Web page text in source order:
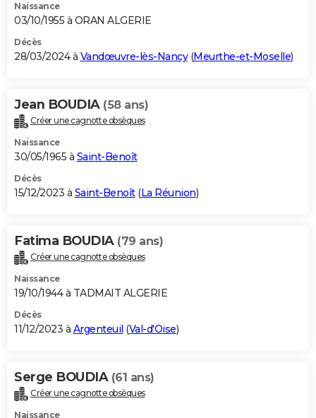
Naissance
03/10/1955 à ORAN ALGERIE
Décès
28/03/2024 à Vandœuvre-lès-Nancy(Meurthe-et-Moselle)
Jean BOUDIA (58 ans)
Créer une cagnotte obsèques
Naissance
30/05/1965 à Saint-Benoît
Décès
15/12/2023 à Saint-Benoît(La Réunion)
Fatima BOUDIA (79 ans)
Créer une cagnotte obsèques
Naissance
19/10/1944 à TADMAIT ALGERIE
Décès
11/12/2023 à Argenteuil (Val-d'Oise)
Serge BOUDIA (61 ans)
Créer une cagnotte obsèques
Naissance